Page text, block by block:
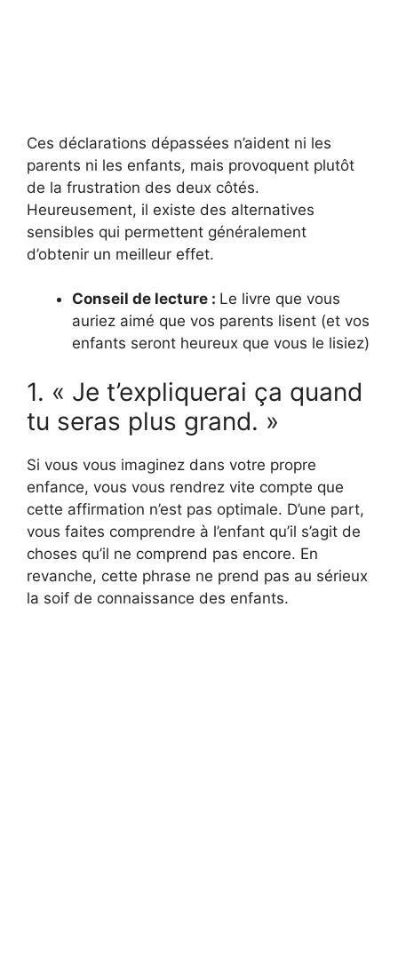
Ces déclarations dépassées n’aident ni les
parents ni les enfants, mais provoquent plutôt
de la frustration des deux côtés.
Heureusement, il existe des alternatives
sensibles qui permettent généralement
d’obtenir un meilleur effet.
Conseil de lecture : Le livre que vous
auriez aimé que vos parents lisent (et vos
enfants seront heureux que vous le lisiez)
1. « Je t’expliquerai ça quand
tu seras plus grand. »
Si vous vous imaginez dans votre propre
enfance, vous vous rendrez vite compte que
cette affirmation n’est pas optimale. D’une part,
vous faites comprendre à l’enfant qu’il s’agit de
choses qu’il ne comprend pas encore. En
revanche, cette phrase ne prend pas au sérieux
la soif de connaissance des enfants.